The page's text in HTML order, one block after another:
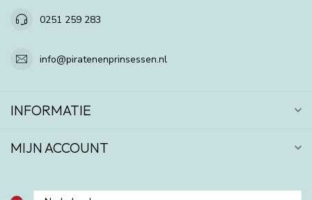
0251 259 283
info@piratenenprinsessen.nl
INFORMATIE
MIJN ACCOUNT